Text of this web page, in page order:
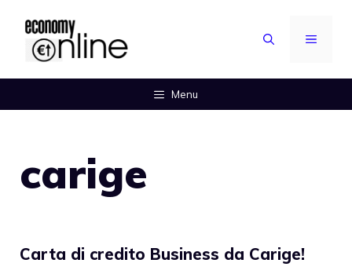
contenuto
MENU
Menu
carige
Carta di credito Business da Carige!